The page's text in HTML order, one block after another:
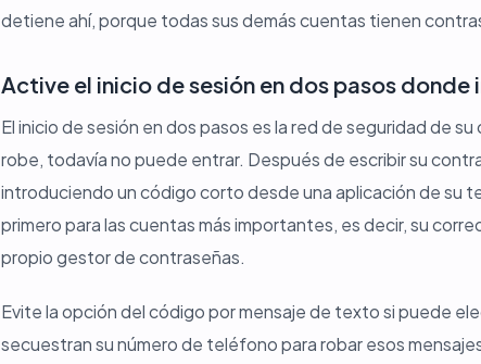
detiene ahí, porque todas sus demás cuentas tienen
Active el inicio de sesión en dos pasos donde
El inicio de sesión en dos pasos es la red de seguridad de
robe, todavía no puede entrar. Después de escribir su
introduciendo un código corto desde una aplicación de su
primero para las cuentas más importantes, es decir, su
propio gestor de contraseñas.
Evite la opción del código por mensaje de texto si puede
secuestran su número de teléfono para robar esos